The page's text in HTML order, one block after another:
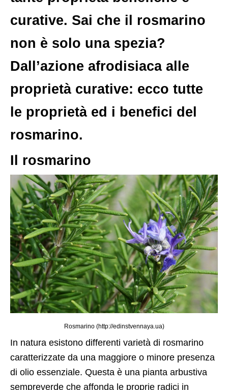
curative. Sai che il rosmarino
non è solo una spezia?
Dall’azione afrodisiaca alle
proprietà curative: ecco tutte
le proprietà ed i benefici del
rosmarino.
Il rosmarino
Rosmarino (http://edinstvennaya.ua)
In natura esistono differenti varietà di rosmarino
caratterizzate da una maggiore o minore presenza
di olio essenziale. Questa è una pianta arbustiva
sempreverde che affonda le proprie radici in